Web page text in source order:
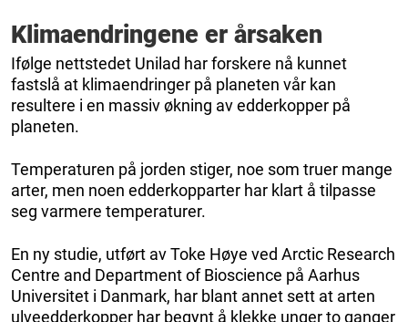
Klimaendringene er årsaken
Ifølge nettstedet Unilad har forskere nå kunnet
fastslå at klimaendringer på planeten vår kan
resultere i en massiv økning av edderkopper på
planeten.
Temperaturen på jorden stiger, noe som truer mange
arter, men noen edderkopparter har klart å tilpasse
seg varmere temperaturer.
En ny studie, utført av Toke Høye ved Arctic Research
Centre and Department of Bioscience på Aarhus
Universitet i Danmark, har blant annet sett at arten
ulveedderkopper har begynt å klekke unger to ganger